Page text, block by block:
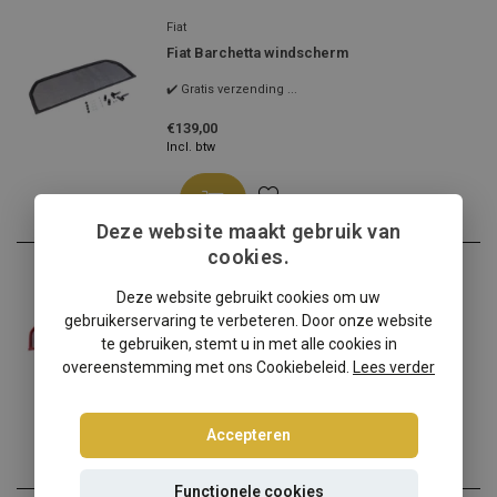
Fiat
Fiat Barchetta windscherm
✔️ Gratis verzending ...
€139,00
Incl. btw
Fiat Barchetta windscherm rood
✔️ Gratis verzending ...
€159,00
Deze website maakt gebruik van
cookies.
Deze website gebruikt cookies om uw
gebruikerservaring te verbeteren. Door onze website
te gebruiken, stemt u in met alle cookies in
overeenstemming met ons Cookiebeleid.
Lees verder
Accepteren
Functionele cookies